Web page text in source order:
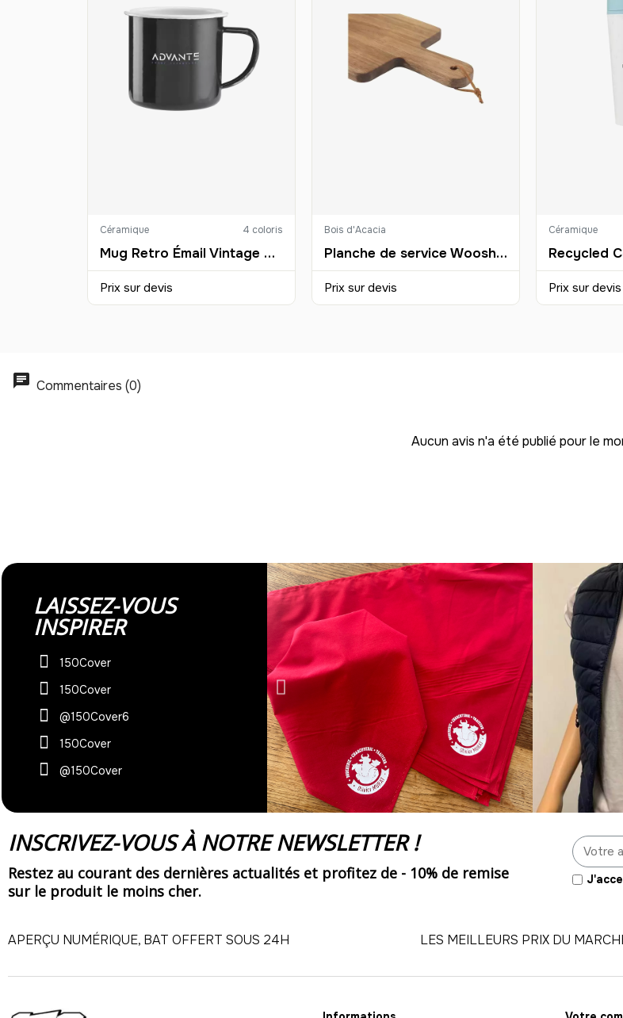
Céramique 4 coloris
Mug Retro Émail Vintage Personnalisé
Prix sur devis
Bois d'Acacia
Planche de service Woosh Personnalisée
Prix sur devis
Céramique
Prix sur devis
Commentaires (0)
Aucun avis n'a été publié pour le
LAISSEZ-VOUS
INSPIRER
150Cover
150Cover
@150Cover6
150Cover
@150Cover
INSCRIVEZ-VOUS À NOTRE NEWSLETTER !
Restez au courant des dernières actualités et profitez de - 10% de remise
sur le produit le moins cher.
APERÇU NUMÉRIQUE, BAT OFFERT SOUS 24H LES MEILLEURS PRIX DU